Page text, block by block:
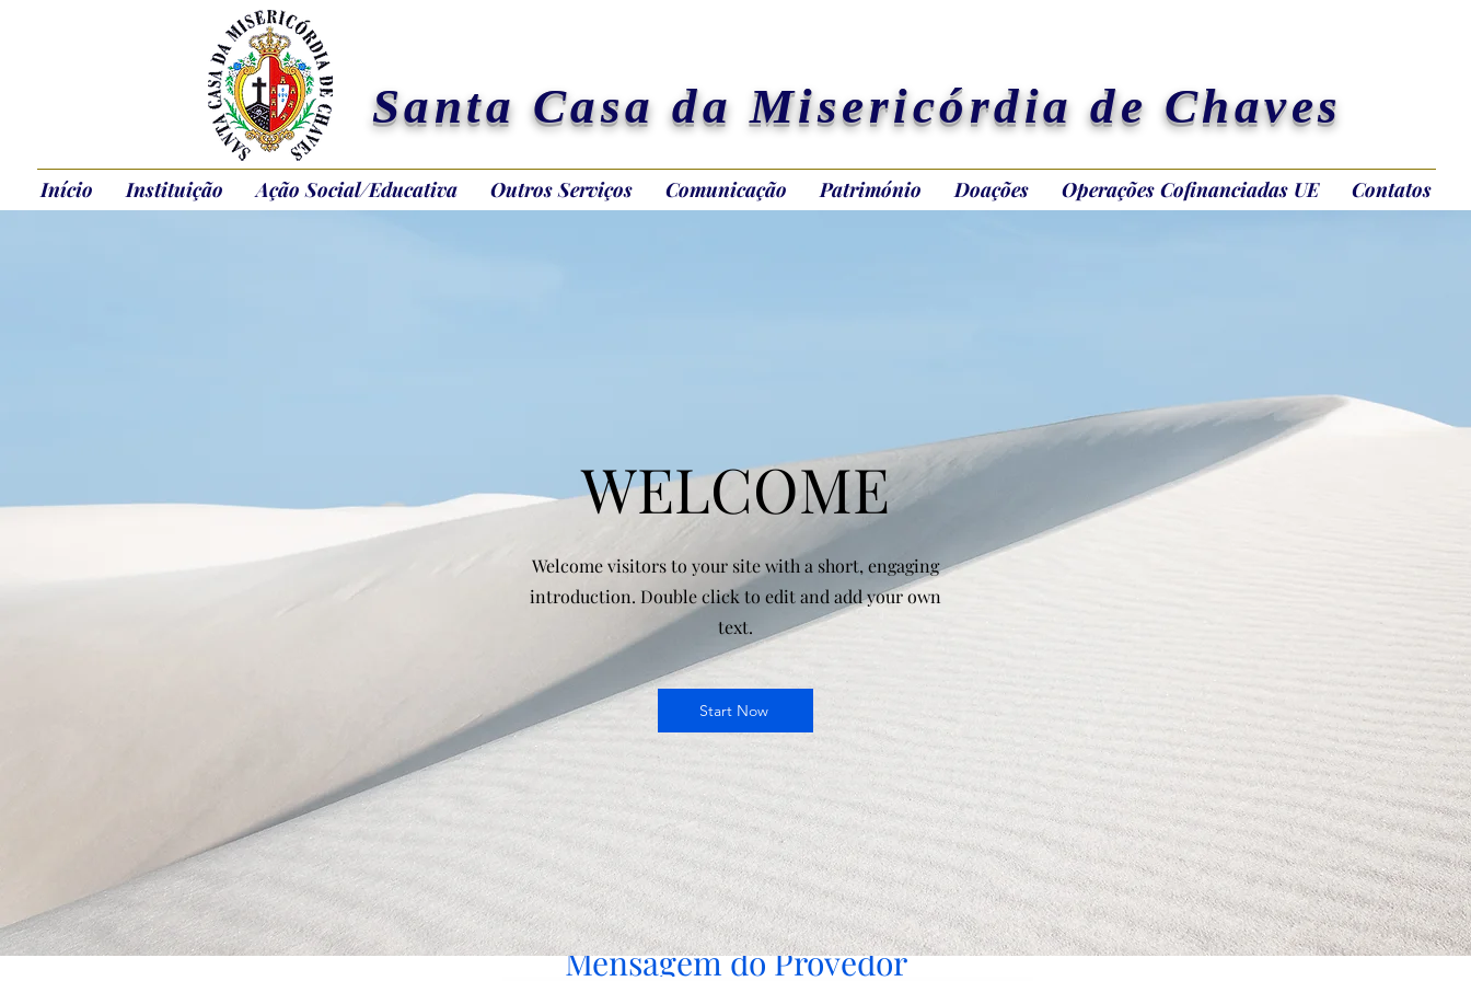
Santa Casa da Misericórdia de Chaves
Início Instituição Ação Social/Educativa Outros Serviços Comunicação Património Doações Operações Cofinanciadas UE Contatos
Mensagem do Provedor
WELCOME
Welcome visitors to your site with a short, engaging
introduction. Double click to edit and add your own
text.
Start Now